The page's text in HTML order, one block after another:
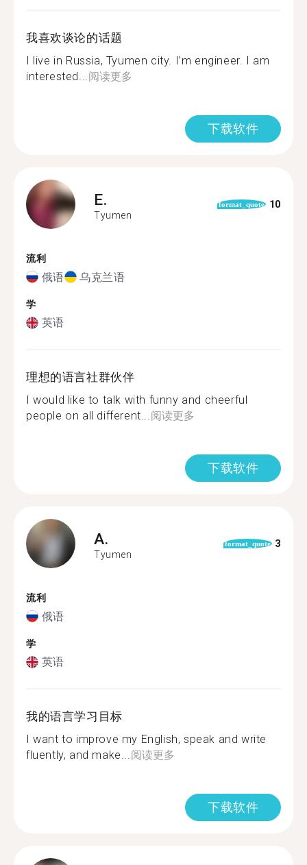
我喜欢谈论的话题
I live in Russia, Tyumen city. I’m engineer. I am
interested...阅读更多
下载软件
E.
Tyumen
format_quote 10
流利
俄语 乌克兰语
学
英语
理想的语言社群伙伴
I would like to talk with funny and cheerful
people on all different...阅读更多
下载软件
A.
Tyumen
format_quote 3
流利
俄语
学
英语
我的语言学习目标
I want to improve my English, speak and write
fluently, and make...阅读更多
下载软件